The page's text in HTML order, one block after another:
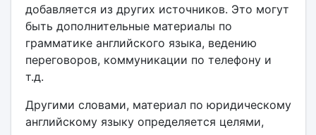
добавляется из других источников. Это могут
быть дополнительные материалы по
грамматике английского языка, ведению
переговоров, коммуникации по телефону и
т.д.
Другими словами, материал по юридическому
английскому языку определяется целями,